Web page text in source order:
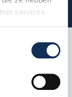
services.